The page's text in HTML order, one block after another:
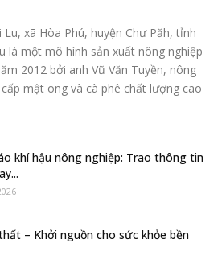
xã Hòa Phú, huyện Chư Păh, tỉnh
là một mô hình sản xuất nông nghiệp
2012 bởi anh Vũ Văn Tuyền, nông
mật ong và cà phê chất lượng cao
khí hậu nông nghiệp: Trao thông tin
– Khởi nguồn cho sức khỏe bền